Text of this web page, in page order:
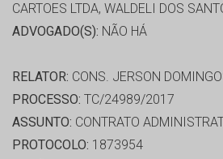
CARTOES LTDA, WALDELI DOS
ADVOGADO(S): NÃO HÁ
RELATOR: CONS. JERSON
PROCESSO: TC/24989/2017
ASSUNTO: CONTRATO
PROTOCOLO: 1873954